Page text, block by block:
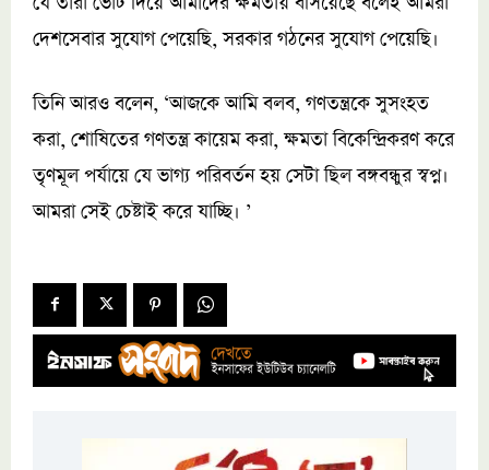
দেশসেবার সুযোগ পেয়েছি, সরকার গঠনের সুযোগ পেয়েছি।
তিনি আরও বলেন, ‘আজকে আমি বলব, গণতন্ত্রকে সুসংহত
করা, শোষিতের গণতন্ত্র কায়েম করা, ক্ষমতা বিকেন্দ্রিকরণ করে
তৃণমূল পর্যায়ে যে ভাগ্য পরিবর্তন হয় সেটা ছিল বঙ্গবন্ধুর স্বপ্ন।
আমরা সেই চেষ্টাই করে যাচ্ছি। ’